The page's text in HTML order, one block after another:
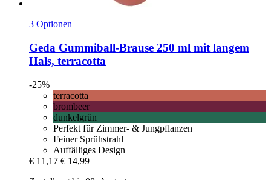
3 Optionen
Geda Gummiball-​Brause 250 ml mit langem
Hals, terracotta
-25%
terracotta
brombeer
dunkelgrün
Perfekt für Zimmer- & Jungpflanzen
Feiner Sprühstrahl
Auffälliges Design
€ 11,17 € 14,99